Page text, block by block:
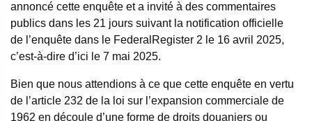
annoncé cette enquête et a invité à des commentaires
publics dans les 21 jours suivant la notification officielle
de l’enquête dans le Federal Register 2 le 16 avril 2025,
c’est-à-dire d’ici le 7 mai 2025.
Bien que nous attendions à ce que cette enquête en vertu
de l’article 232 de la loi sur l’expansion commerciale de
1962 en découle d’une forme de droits douaniers ou